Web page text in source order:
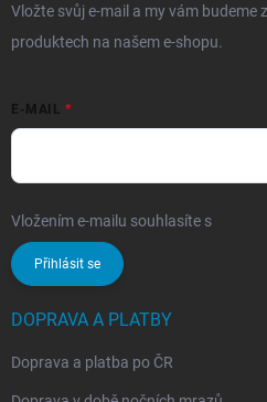
Vložte svůj e-mail a my vám budeme
produktech na našem e-shopu.
E-MAIL
Vložením e-mailu souhlasíte s
Přihlásit se
DOPRAVA A PLATBY
Doprava a platba po ČR